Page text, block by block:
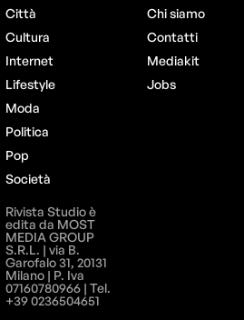
Città
Cultura
Internet
Lifestyle
Moda
Politica
Pop
Società
Chi siamo
Contatti
Mediakit
Jobs
Rivista Studio è
edita da MOST
MEDIA GROUP
S.R.L. | via B.
Garofalo 31, 20131
Milano | P. Iva
07160780966 | Tel.
+39 0236504651